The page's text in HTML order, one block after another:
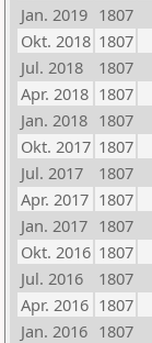
Jan. 2019 1807
Okt. 2018 1807
Jul. 2018
1807
Apr. 2018 1807
Jan. 2018 1807
Okt. 2017 1807
Jul. 2017
1807
Apr. 2017 1807
Jan. 2017 1807
Okt. 2016 1807
Jul. 2016
1807
Apr. 2016 1807
Jan. 2016 1807